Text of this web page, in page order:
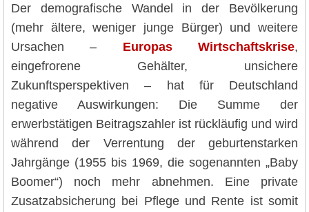
Der demografische Wandel in der Bevölkerung
(mehr ältere, weniger junge Bürger) und weitere
Ursachen – Europas Wirtschaftskrise,
eingefrorene Gehälter, unsichere
Zukunftsperspektiven – hat für Deutschland
negative Auswirkungen: Die Summe der
erwerbstätigen Beitragszahler ist rückläufig und wird
während der Verrentung der geburtenstarken
Jahrgänge (1955 bis 1969, die sogenannten „Baby
Boomer“) noch mehr abnehmen. Eine private
Zusatzabsicherung bei Pflege und Rente ist somit